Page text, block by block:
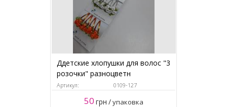
Ддетские хлопушки для волос "3
розочки" разноцветн
Артикул: 0109-127
50 грн /упаковка